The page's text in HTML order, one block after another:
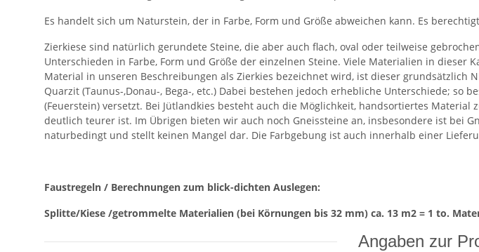
Es handelt sich um Naturstein, der in Farbe, Form und Größe abweichen kann. Es
Zierkiese sind natürlich gerundete Steine, die aber auch flach, oval oder teilweise
Unterschieden in Farbe, Form und Größe der einzelnen Steine. Viele Materialien in
Material in unseren Beschreibungen als Zierkies bezeichnet wird, ist dieser grundsätzlich
Quarzit (Taunus-,Donau-, Bega-, etc.) Dabei bestehen jedoch erhebliche Unterschiede; so
(Feuerstein) versetzt. Bei Jütlandkies besteht auch die Möglichkeit, handsortiertes
deutlich teurer ist. Im Übrigen bieten wir auch noch Gneissteine an, insbesondere ist bei
naturbedingt und stellt keinen Mangel dar. Die Farbgebung ist auch innerhalb einer
Faustregeln / Berechnungen zum blick-dichten Auslegen:
Splitte/Kiese /getrommelte Materialien (bei Körnungen bis 32 mm) ca. 13 m2 = 1 to.
Angaben zur